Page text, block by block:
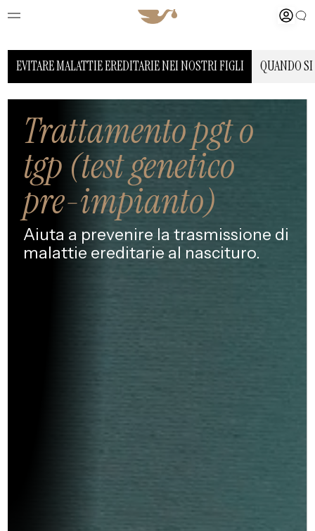
EVITARE MALATTIE EREDITARIE NEI NOSTRI FIGLI QUANDO
Trattamento pgt o
tgp (test genetico
pre-impianto)
Aiuta a prevenire latrasmissione di
malattie ereditarie al nascituro.